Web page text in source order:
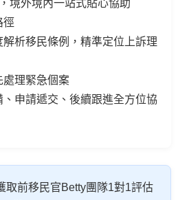
境外境內一站式貼心協助
徑
析移民條例，精準定位上訴理
處理緊急個案
申請遞交、後續跟進全方位協
取前移民官Betty團隊1對1評估